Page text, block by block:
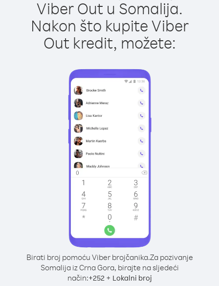
Viber Out u Somalija.
Nakon što kupite Viber
Out kredit, možete:
Birati broj pomoću Viber brojčanika.Za pozivanje
Somalija iz Crna Gora, birajte na sljedeći
način:+252+ Lokalni broj